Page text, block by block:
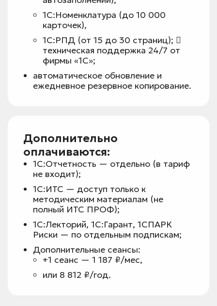
1С:Номенклатура (до 10 000
карточек),
1С:РПД (от 15 до 30 страниц); 
техническая поддержка 24/7 от
фирмы «1С»;
автоматическое обновление и
ежедневное резервное копирование.
Дополнительно
оплачиваются:
1С:Отчетность — отдельно (в тариф
не входит);
1С:ИТС — доступ только к
методическим материалам (не
полный ИТС ПРОФ);
1С:Лекторий, 1С:Гарант, 1СПАРК
Риски — по отдельным подпискам;
Дополнительные сеансы:
+1 сеанс — 1 187 ₽/мес,
или 8 812 ₽/год.